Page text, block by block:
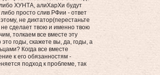
ХУНТА, алиХарХи будут
просто слив РФии - ответ
не диктатор(перестаньте
сделает твою и именно твою
толкаем все вместе эту
годы, скажете вы, да, годы, а
Когда все вместе
к его обязанностям -
подход к проблеме, так